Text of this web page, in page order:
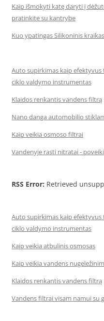
Kaip išmokyti katę daryti į
pratinkite su kantrybe
Kuo ypatingas Silikoninis
Auto supirkimas kaip
ciklo valdymo instrumentas
Klaidos renkantis vandens filtrą
Nano danga automobilio
Kaip veikia osmoso filtrai
Vandenyje rasti nitratai -
RSS Error: Retrieved
Auto supirkimas kaip
ciklo valdymo instrumentas
Kaip veikia atbulinis osmosas
Kaip veikia vandens
Klaidos renkantis vandens filtrą
Vandens filtrai visam namui su